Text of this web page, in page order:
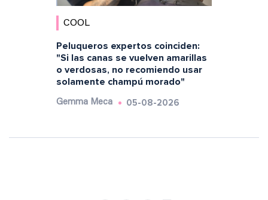
COOL
Peluqueros expertos coinciden:
"Si las canas se vuelven amarillas
o verdosas, no recomiendo usar
solamente champú morado"
Gemma Meca 05-08-2026